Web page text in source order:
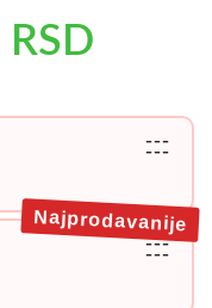
RSD
---
---
---
---
Najprodavanije